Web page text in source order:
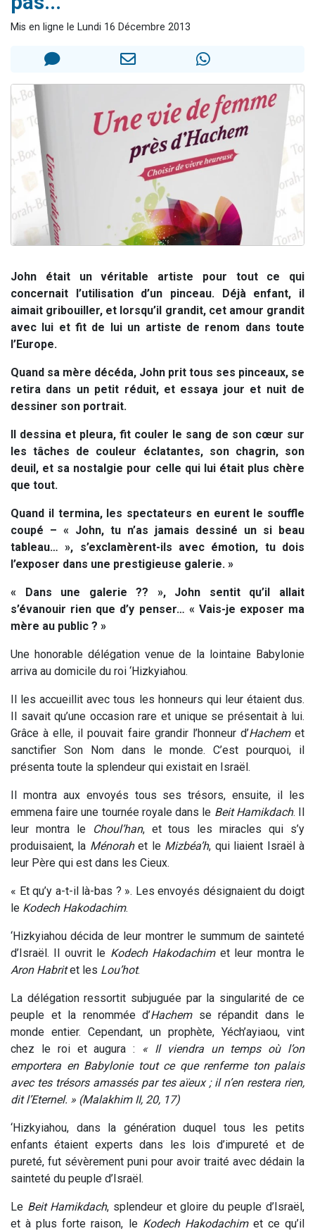
Il reste 49 places pour étudier en groupe sur Zoom
Nathaniel vient de donner son Maasser
3 personnes viennent de nous rejoindre sur WhatsApp
Mis en ligne le Lundi 16 Décembre 2013
John était un véritable artiste pour tout ce qui
concernait l’utilisation d’un pinceau. Déjà enfant, il
aimait gribouiller, et lorsqu’il grandit, cet amour grandit
avec lui et fit de lui un artiste de renom dans toute
l’Europe.
Quand sa mère décéda, John prit tous ses pinceaux, se
retira dans un petit réduit, et essaya jour et nuit de
dessiner son portrait.
Il dessina et pleura, fit couler le sang de son cœur sur
les tâches de couleur éclatantes, son chagrin, son
deuil, et sa nostalgie pour celle qui lui était plus chère
que tout.
Quand il termina, les spectateurs en eurent le souffle
coupé – « John, tu n’as jamais dessiné un si beau
tableau… », s’exclamèrent-ils avec émotion, tu dois
l’exposer dans une prestigieuse galerie. »
« Dans une galerie ?? », John sentit qu’il allait
s’évanouir rien que d’y penser… « Vais-je exposer ma
mère au public ? »
Une honorable délégation venue de la lointaine Babylonie
arriva au domicile du roi ‘Hizkyiahou.
Il les accueillit avec tous les honneurs qui leur étaient dus.
Il savait qu’une occasion rare et unique se présentait à lui.
Grâce à elle, il pouvait faire grandir l’honneur d’Hachemet
sanctifier Son Nom dans le monde. C’est pourquoi, il
présenta toute la splendeur qui existait en Israël.
Il montra aux envoyés tous ses trésors, ensuite, il les
emmena faire une tournée royale dans le Beit Hamikdach. Il
leur montra le
Choul’han, et tous les miracles qui s’y
produisaient, la Ménorahet le Mizbéa’h, qui liaient Israël à
leur Père qui est dans les Cieux.
« Et qu’y a-t-il là-bas ? ». Les envoyés désignaient du doigt
le Kodech Hakodachim.
‘Hizkyiahou décida de leur montrer le summum de sainteté
d’Israël. Il ouvrit le Kodech Hakodachimet leur montra le
Aron Habritet les Lou’hot.
La délégation ressortit subjuguée par la singularité de ce
peuple et la renommée d’Hachemse répandit dans le
monde entier. Cependant, un prophète, Yéch’ayiaou, vint
chez le roi et augura :
« Il viendra un temps où l’on
emportera en Babylonie tout ce que renferme ton palais
avec tes trésors amassés par tes aïeux ; il n’en restera rien,
dit l’Eternel. » (Malakhim II, 20, 17)
‘Hizkyiahou, dans la génération duquel tous les petits
enfants étaient experts dans les lois d’impureté et de
pureté, fut sévèrement puni pour avoir traité avec dédain la
sainteté du peuple d’Israël.
Le Beit Hamikdach, splendeur et gloire du peuple d’Israël,
et à plus forte raison, le Kodech Hakodachimet ce qu’il